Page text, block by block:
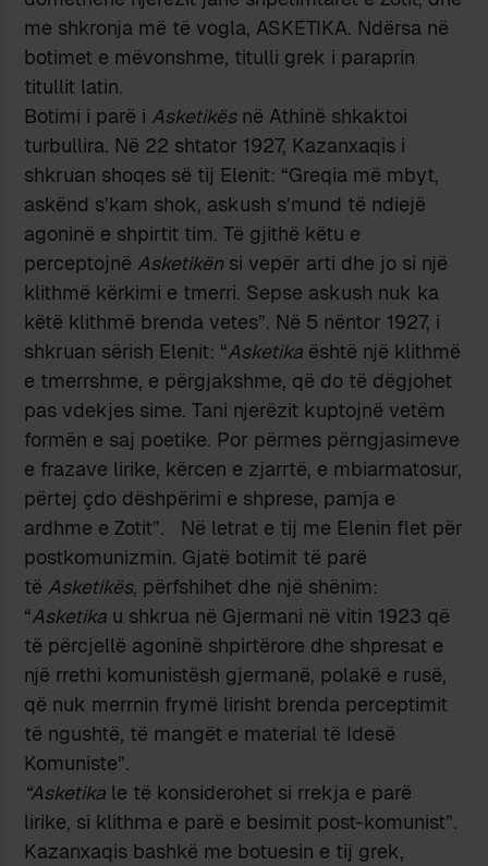
me shkronja më të vogla, ASKETIKA. Ndërsa në
botimet e mëvonshme, titulli grek i paraprin
titullit latin.
Botimi i parë i Asketikësnë Athinë shkaktoi
turbullira. Në 22 shtator 1927, Kazanxaqis i
shkruan shoqes së tij Elenit: “Greqia më mbyt,
askënd s’kam shok, askush s’mund të ndiejë
agoninë e shpirtit tim. Të gjithë këtu e
perceptojnë Asketikën si vepër arti dhe jo si një
klithmë kërkimi e tmerri. Sepse askush nuk ka
këtë klithmë brenda vetes”. Në 5 nëntor 1927, i
shkruan sërish Elenit: “Asketika është një klithmë
e tmerrshme, e përgjakshme, që do të dëgjohet
pas vdekjes sime. Tani njerëzit kuptojnë vetëm
formën e saj poetike. Por përmes përngjasimeve
e frazave lirike, kërcen e zjarrtë, e mbiarmatosur,
përtej çdo dëshpërimi e shprese, pamja e
ardhme e Zotit”. Në letrat e tij me Elenin flet për
postkomunizmin. Gjatë botimit të parë
të Asketikës, përfshihet dhe një shënim:
“Asketika u shkrua në Gjermani në vitin 1923 që
të përcjellë agoninë shpirtërore dhe shpresat e
një rrethi komunistësh gjermanë, polakë e rusë,
që nuk merrnin frymë lirisht brenda perceptimit
të ngushtë, të mangët e material të Idesë
Komuniste”.
“Asketika le të konsiderohet si rrekja e parë
lirike, si klithma e parë e besimit post-komunist”.
Kazanxaqis bashkë me botuesin e tij grek,